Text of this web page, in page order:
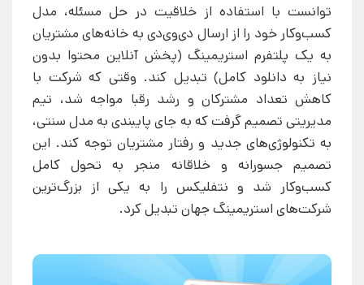
توانست با استفاده از خلاقیت در حل مسئله، مدل
کسب‌وکار خود را از ارسال دی‌وی‌دی به خانه‌های مشتریان
به یک پلتفرم استریمینگ (پخش آنلاین محتوا بدون
نیاز به دانلود کامل) تبدیل کند. وقتی که شرکت با
کاهش تعداد مشترکان و رشد رقبا مواجه شد، تیم
مدیریتی تصمیم گرفت که به جای پایبندی به مدل سنتی،
به تکنولوژی‌های جدید و رفتار مشتریان توجه کند. این
تصمیم جسورانه و خلاقانه منجر به تحول کامل
کسب‌وکار شد و نتفلیکس را به یکی از بزرگ‌ترین
شرکت‌های استریمینگ جهان تبدیل کرد.